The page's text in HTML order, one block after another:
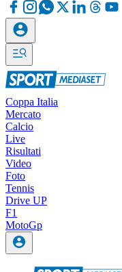
Coppa Italia
Mercato
Calcio
Live
Risultati
Video
Foto
Tennis
Drive UP
F1
MotoGp